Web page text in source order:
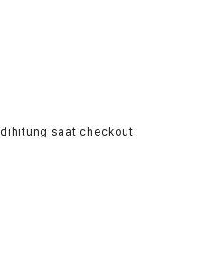
dihitung saat checkout